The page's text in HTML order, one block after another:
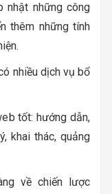
nhật những công
thêm những tính
nhiều dịch vụ bổ
tốt: hướng dẫn,
khai thác, quảng
về chiến lược